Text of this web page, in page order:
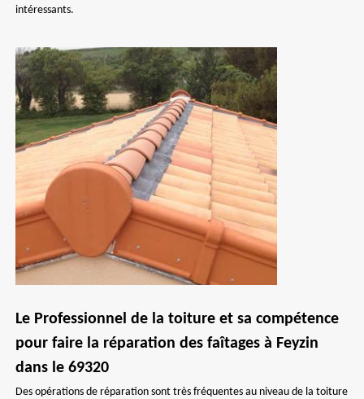
intéressants.
Le Professionnel de la toiture et sa compétence
pour faire la réparation des faîtages à Feyzin
dans le 69320
Des opérations de réparation sont très fréquentes au niveau de la toiture